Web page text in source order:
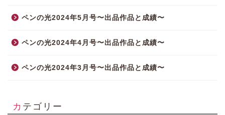
ペンの光2024年5月号〜出品作品と成績〜
ペンの光2024年4月号〜出品作品と成績〜
ペンの光2024年3月号〜出品作品と成績〜
カテゴリー